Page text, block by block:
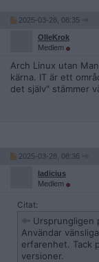
2025-03-28, 08:35
OlleKrok
Medlem
Arch Linux utan
kärna. IT är ett
det själv" stämmer
2025-03-28, 08:36
ladicius
Medlem
Citat:
Ursprungligen
Användar
erfarenhet. Tack
versioner.